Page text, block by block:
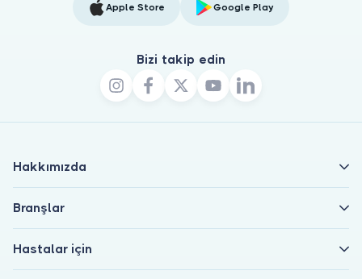
Apple Store Google Play
Bizi takip edin
Hakkımızda
Branşlar
Hastalar için